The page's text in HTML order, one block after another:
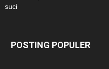
POSTING POPULER